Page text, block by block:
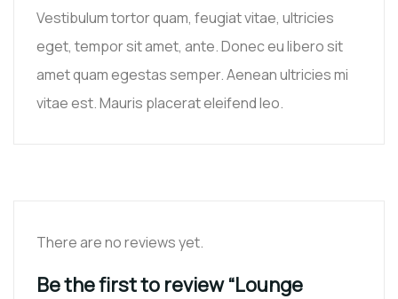
Vestibulum tortor quam, feugiat vitae, ultricies
eget, tempor sit amet, ante. Donec eu libero sit
amet quam egestas semper. Aenean ultricies mi
vitae est. Mauris placerat eleifend leo.
There are no reviews yet.
Be the first to review “Lounge